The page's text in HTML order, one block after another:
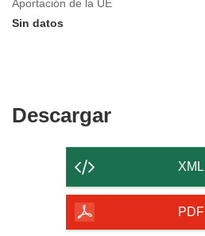
Aportación de la UE
Sin datos
DescargarDescargar
contenido
de
XML
PDF